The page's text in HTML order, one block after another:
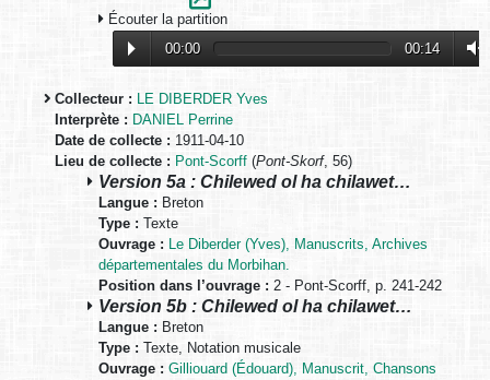
Écouter la partition
00:00
00:14
Collecteur : LE DIBERDER Yves
Interprète : DANIEL Perrine
Date de collecte : 1911-04-10
Lieu de collecte : Pont-Scorff (Pont-Skorf, 56)
Version 5a : Chilewed ol ha chilawet…
Langue : Breton
Type : Texte
Ouvrage : Le Diberder (Yves), Manuscrits, Archives
départementales du Morbihan.
Position dans l’ouvrage : 2 - Pont-Scorff, p. 241-242
Version 5b : Chilewed ol ha chilawet…
Langue : Breton
Type : Texte, Notation musicale
Ouvrage : Gilliouard (Édouard), Manuscrit, Chansons